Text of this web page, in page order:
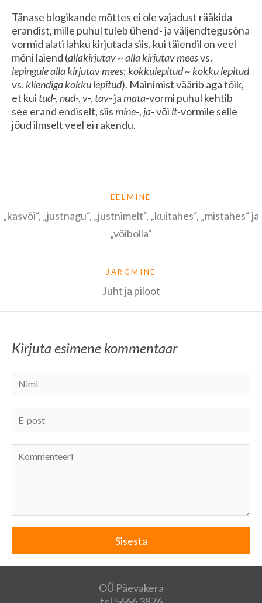
Tänase blogikande mõttes ei ole vajadust rääkida
erandist, mille puhul tuleb ühend- ja väljendtegusõna
vormid alati lahku kirjutada siis, kui täiendil on veel
mõni laiend (allakirjutav ~ alla kirjutav meesvs.
lepingule alla kirjutav mees; kokkulepitud ~ kokku lepitud
vs. kliendiga kokku lepitud). Mainimist väärib aga tõik,
et kui tud-,nud-,v-, tav- jamata-vormi puhul kehtib
see erand endiselt, siismine-, ja-või lt-vormile selle
jõud ilmselt veel ei rakendu.
EELMINE
„kasvõi“, „justnagu“, „justnimelt“, „kuitahes“, „mistahes“ ja
„võibolla“
JÄRGMINE
Juht ja piloot
Kirjuta esimene kommentaar
OÜ Päevakera